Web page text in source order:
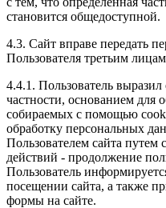
становится общедоступной.
4.3. Сайт вправе передать
Пользователя третьим
4.4.1. Пользователь выразил
частности, основанием для
собираемых с помощью
обработку персональных
Пользователем сайта
действий - продолжение
Пользователь
посещении сайта, а также
формы на сайте.